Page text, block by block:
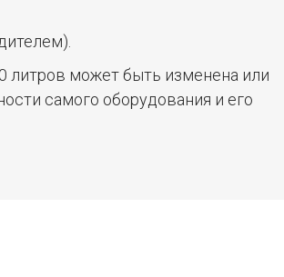
литров может быть изменена или
самого оборудования и его